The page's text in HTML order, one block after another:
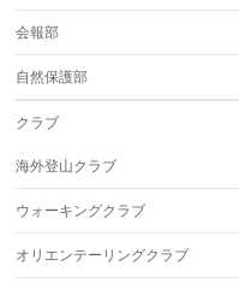
会報部
自然保護部
クラブ
海外登山クラブ
ウォーキングクラブ
オリエンテーリングクラブ